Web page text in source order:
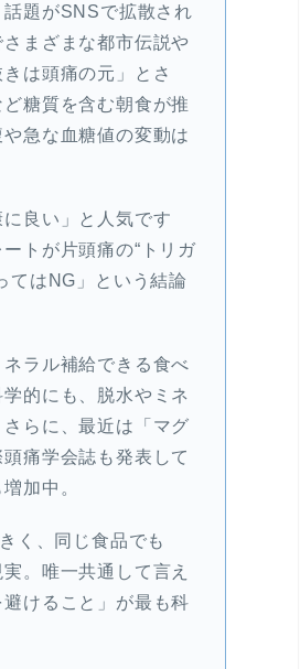
話題がSNSで拡散され
まざまな都市伝説や
は頭痛の元」とさ
糖質を含む朝食が推
急な血糖値の変動は
良い」と人気です
トが片頭痛の“トリガ
てはNG」という結論
ラル補給できる食べ
的にも、脱水やミネ
らに、最近は「マグ
痛学会誌も発表して
加中。
く、同じ食品でも
。唯一共通して言え
けること」が最も科